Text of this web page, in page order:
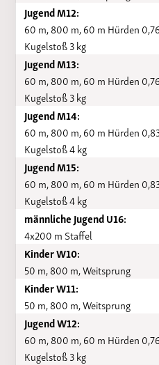
Jugend M12:
60 m, 800 m, 60 m Hürden
Kugelstoß 3 kg
Jugend M13:
60 m, 800 m, 60 m Hürden
Kugelstoß 3 kg
Jugend M14:
60 m, 800 m, 60 m Hürden
Kugelstoß 4 kg
Jugend M15:
60 m, 800 m, 60 m Hürden
Kugelstoß 4 kg
männliche Jugend U16:
4x200 m Staffel
Kinder W10:
50 m, 800 m, Weitsprung
Kinder W11:
50 m, 800 m, Weitsprung
Jugend W12:
60 m, 800 m, 60 m Hürden
Kugelstoß 3 kg